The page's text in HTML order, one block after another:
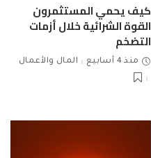
كيف يحمي المستثمرون
القوة الشرائية خلال أزمات
التضخم
منذ 4 أسابيع المال والأعمال